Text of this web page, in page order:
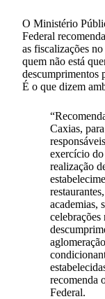
O Ministério
Federal
as fiscalizações
quem não está
descumprimentos
É o que dizem
Caxias,
exercício
realização
academias,
recomenda
Federal.